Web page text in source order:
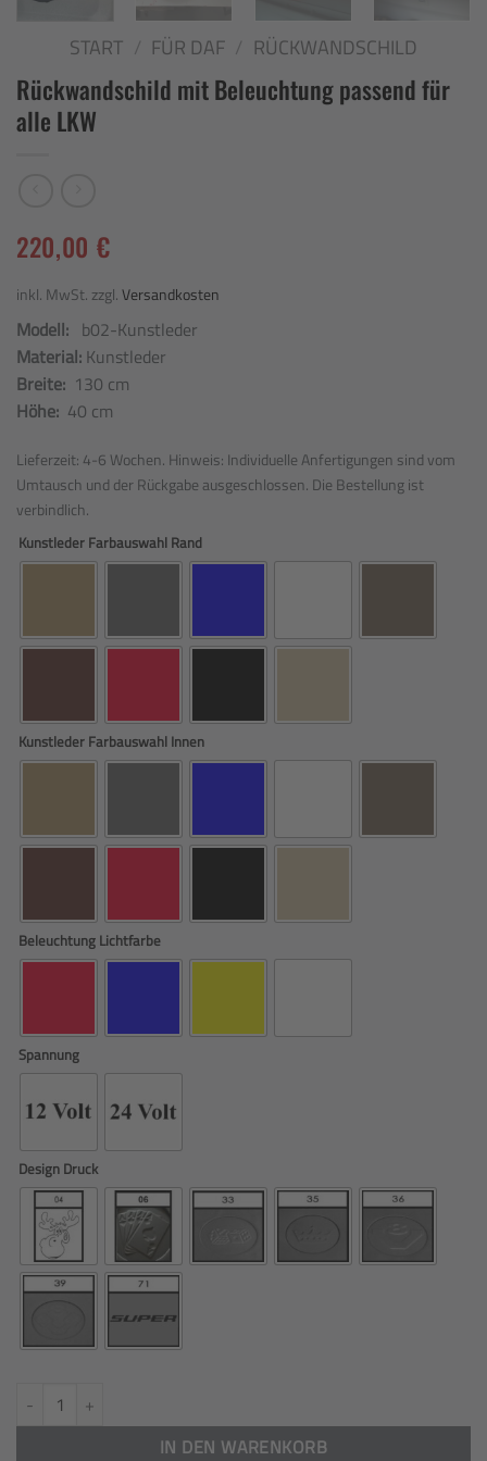
START / FÜR DAF / RÜCKWANDSCHILD
Rückwandschild mit Beleuchtung passend für
alle LKW
220,00 €
inkl. MwSt. zzgl.Versandkosten
Modell: b02-Kunstleder
Material: Kunstleder
Breite: 130 cm
Höhe: 40 cm
Lieferzeit: 4-6 Wochen. Hinweis: Individuelle Anfertigungen sind vom
Umtausch und der Rückgabe ausgeschlossen. Die Bestellung ist
verbindlich.
Kunstleder Farbauswahl Rand
Kunstleder Farbauswahl Innen
Beleuchtung Lichtfarbe
Spannung
Design Druck
Rückwandschild mit Beleuchtung passend für alle LKW Menge
IN DEN WARENKORB